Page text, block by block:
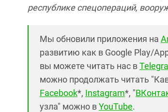
республике спецопераций,
Мы обновили приложения на
развитию как в Google Play/
вы можете читать нас в
можно продолжать читать
Facebook*, Instagram*, "
узла" можно вYouTube.